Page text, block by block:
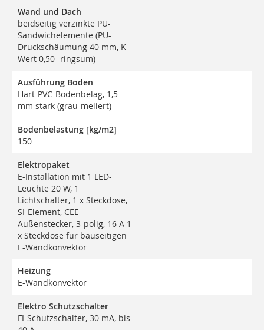
Wand und Dach
beidseitig verzinkte PU-
Sandwichelemente (PU-
Druckschäumung 40 mm, K-
Wert 0,50- ringsum)
Ausführung Boden
Hart-PVC-Bodenbelag, 1,5
mm stark (grau-meliert)
Bodenbelastung [kg/m2]
150
Elektropaket
E-Installation mit 1 LED-
Leuchte 20 W, 1
Lichtschalter, 1 x Steckdose,
SI-Element, CEE-
Außenstecker, 3-polig, 16 A 1
x Steckdose für bauseitigen
E-Wandkonvektor
Heizung
E-Wandkonvektor
Elektro Schutzschalter
FI-Schutzschalter, 30 mA, bis